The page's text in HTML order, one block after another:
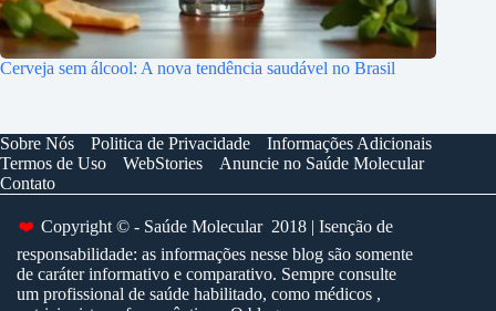
Cerveja sem álcool: A nova tendência saudável no Brasil
Sobre Nós Politica de Privacidade
Informações Adicionais
Termos de Uso
WebStories
Anuncie no Saúde Molecular
Contato
❤️ Copyright © - Saúde Molecular 2018 | Isenção de
responsabilidade: as informações nesse blog são somente
de caráter informativo e comparativo. Sempre consulte
um profissional de saúde habilitado, como médicos ,